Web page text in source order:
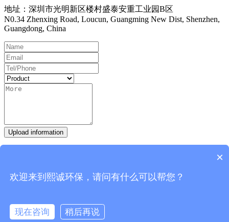
地址：深圳市光明新区楼村盛泰安重工业园B区
N0.34 Zhenxing Road, Loucun, Guangming New Dist, Shenzhen,
Guangdong, China
Upload information
FRQs Gas Treatments Devices
Pipeline Fittings
Laboratory Ductwork Systems
×
欢迎来到熙诚环保，请问有什么可以帮您？
现在咨询
稍后再说